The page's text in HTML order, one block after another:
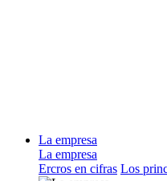
La empresa
La empresa
Ercros en cifras Los